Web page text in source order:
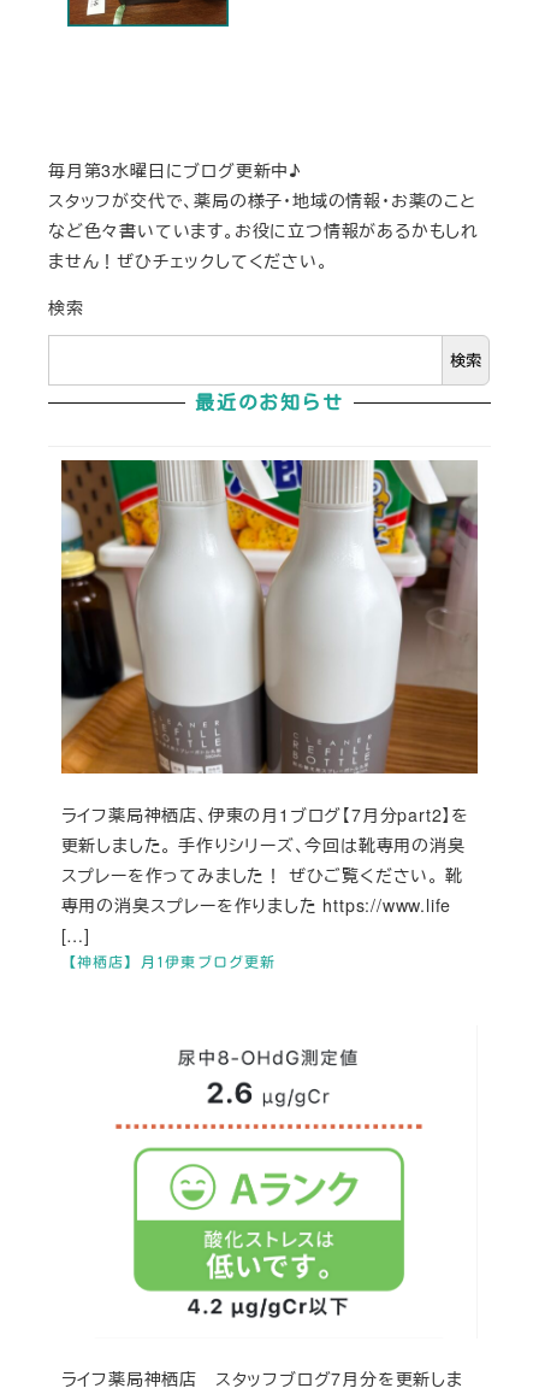
毎月第3水曜日にブログ更新中♪
スタッフが交代で、薬局の様子・地域の情報・お薬のこと
など色々書いています。お役に立つ情報があるかもしれ
ません！ぜひチェックしてください。
検索
検索
最近のお知らせ
【神栖店】月1伊東ブログ更新
ライフ薬局神栖店、伊東の月1ブログ【7月分part2】を
更新しました。 手作りシリーズ、今回は靴専用の消臭
スプレーを作ってみました！ ぜひご覧ください。 靴
専用の消臭スプレーを作りました https://www.life
[…]
ライフ薬局神栖店 スタッフブログ7月分を更新しま